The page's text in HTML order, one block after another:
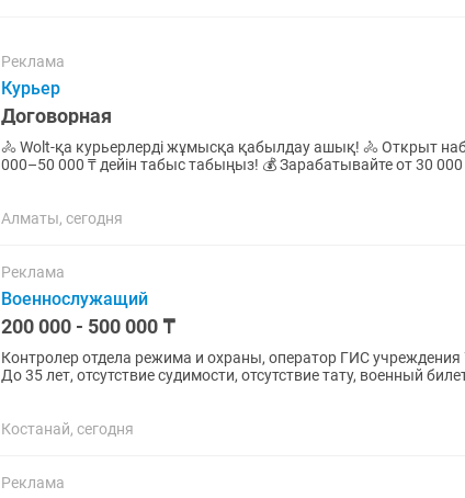
Реклама
Курьер
Договорная
🚴 Wolt-қа курьерлерді жұмысқа қабылдау ашық! 🚴 Открыт набор
000–50 000 ₸ дейін табыс табыңыз! 💰 Зарабатывайте от 30 000 до 50
Алматы, сегодня
Реклама
Военнослужащий
200 000 - 500 000 ₸
Контролер отдела режима и охраны, оператор ГИС
До 35 лет, отсутствие судимости, отсутствие тату, военный
Костанай, сегодня
Реклама